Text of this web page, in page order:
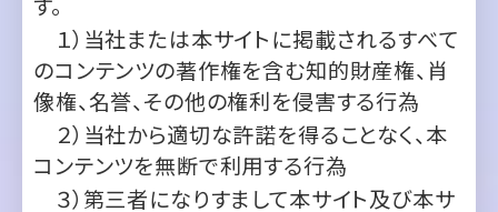
２）当社から適切な許諾を得ることなく、本
コンテンツを無断で利用する行為
３）第三者になりすまして本サイト及び本サ
ービスを利用する行為
４）会員登録時に虚偽の情報を提供する行